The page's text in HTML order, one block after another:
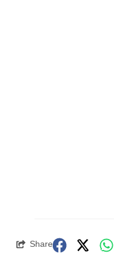
Share